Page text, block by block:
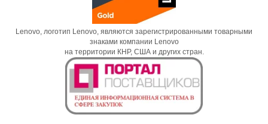
Lenovo, логотип Lenovo, являются зарегистрированными товарными
знаками компании Lenovo
на территории КНР, США и других стран.